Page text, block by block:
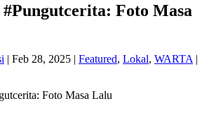
Foto Masa
| Feb 28, 2025 | Featured, Lokal, WARTA |